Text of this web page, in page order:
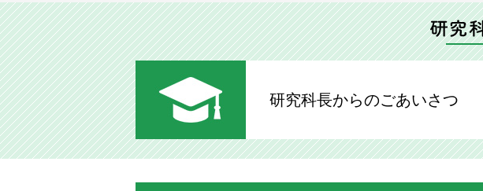
研究科長からのごあいさつ